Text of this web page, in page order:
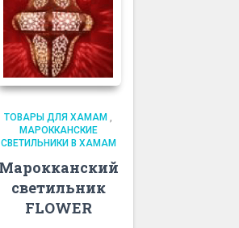
ТОВАРЫ ДЛЯ ХАМАМ ,
МАРОККАНСКИЕ
СВЕТИЛЬНИКИ В ХАМАМ
Марокканский
светильник
FLOWER